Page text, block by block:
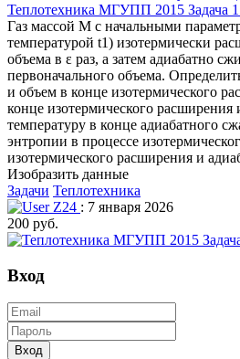
Теплотехника МГУПП 2015 Задача
Газ массой М с начальными
температурой t1) изотермически
объема в ε раз, а затем адиабатно
первоначального объема.
и объем в конце изотермического
конце изотермического расширения
температуру в конце адиабатного
энтропии в процессе
изотермического расширения и
Изобразить данные
Задачи Теплотехника
Z24 : 7 января 2026
200 руб.
Вход
Вход